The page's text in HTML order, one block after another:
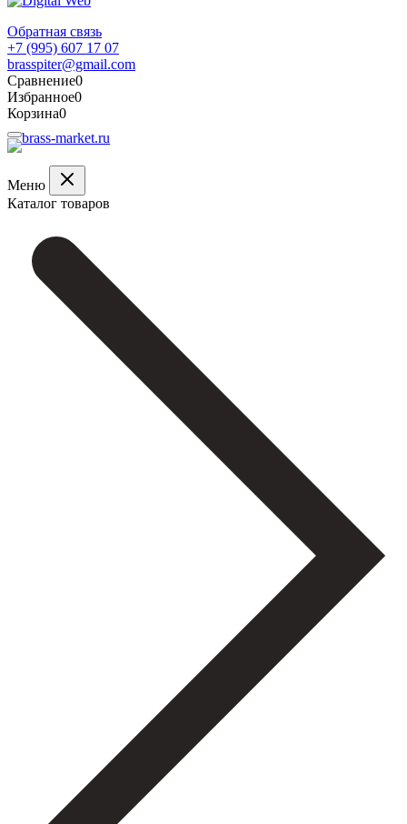
Обратная связь
+7 (995) 607 17 07
brasspiter@gmail.com
Сравнение0
Избранное0
Корзина0
Меню
Каталог товаров